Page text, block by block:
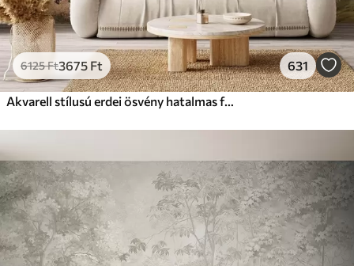
Peel and Stick
2266613600Ft/m²
6125Ft3675 Ft 631
Akvarell stílusú erdei ösvény hatalmas fák között